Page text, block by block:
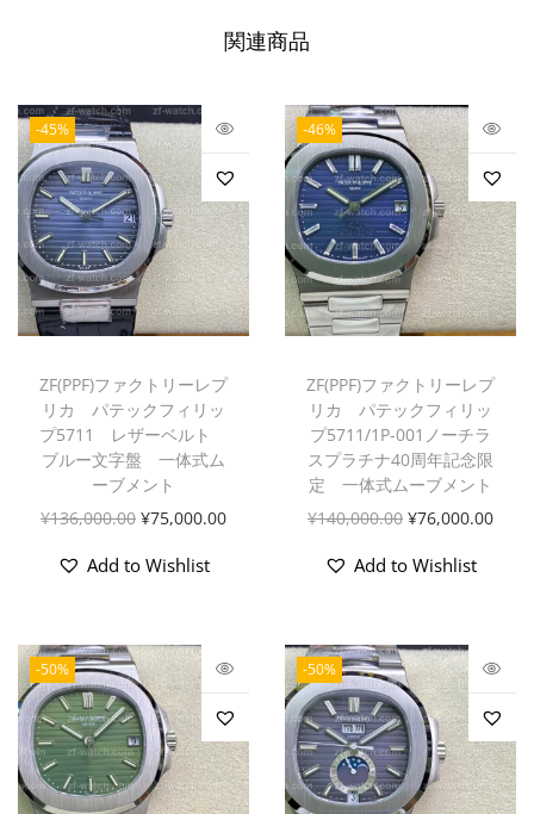
関連商品
-45%
ZF(PPF)ファクトリーレプ
リカ パテックフィリッ
プ5711 レザーベルト
ブルー文字盤 一体式ム
ーブメント
¥136,000.00 ¥75,000.00
Add to Wishlist
-46%
ZF(PPF)ファクトリーレプ
リカ パテックフィリッ
プ5711/1P-001ノーチラ
スプラチナ40周年記念限
定 一体式ムーブメント
¥140,000.00 ¥76,000.00
Add to Wishlist
-50% -50%